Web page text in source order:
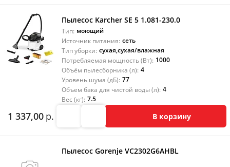
Пылесос Karcher SE 5 1.081-230.0
Тип: моющий
Источник питания: сеть
Тип уборки: сухая,сухая/влажная
Потребляемая мощность (Вт): 1000
Объём пылесборника (л): 4
Уровень шума (дБ): 77
Объем бака для чистой воды (л): 4
Вес (кг): 7.5
1 337,00 р. В корзину
Пылесос Gorenje VC2302G6AHBL